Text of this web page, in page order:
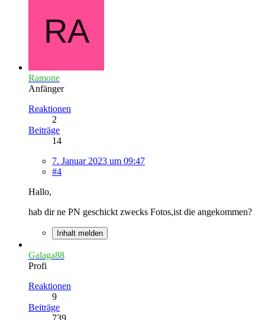
Ramone
Anfänger
Reaktionen
2
Beiträge
14
7. Januar 2023 um 09:47
#4
Hallo,
hab dir ne PN geschickt zwecks Fotos,ist die angekommen?
Inhalt melden
Galaga88
Profi
Reaktionen
9
Beiträge
739